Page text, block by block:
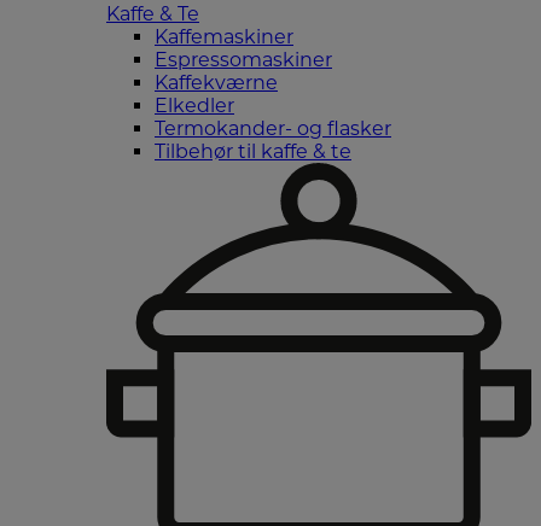
Kaffe & Te
Kaffemaskiner
Espressomaskiner
Kaffekværne
Elkedler
Termokander- og flasker
Tilbehør til kaffe & te